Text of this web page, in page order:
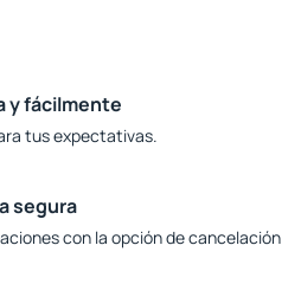
y fácilmente
tus expectativas.
segura
con la opción de cancelación